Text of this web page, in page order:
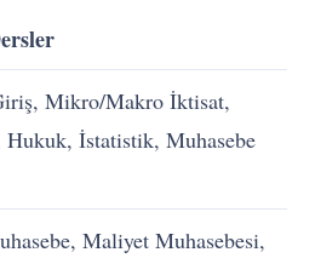
Mikro/Makro İktisat,
İstatistik, Muhasebe
Maliyet Muhasebesi,